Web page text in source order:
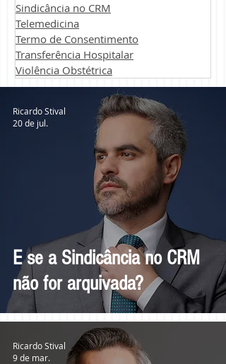
Sindicância no CRM
Telemedicina
Termo de Consentimento
Transferência Hospitalar
Violência Obstétrica
E se a Sindicância no CRM
não for arquivada?
Ricardo Stival
20 de jul.
Ricardo Stival
9 de mar.